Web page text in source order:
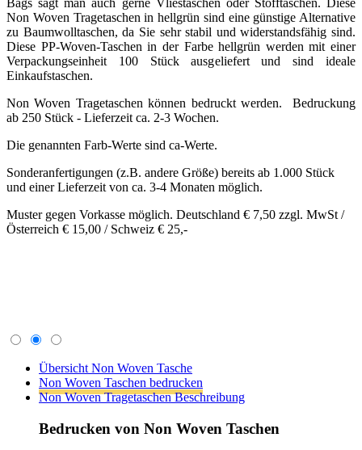
Bags sagt man auch gerne Vliestaschen oder Stofftaschen. Diese
Non Woven Tragetaschen in hellgrün sind eine günstige Alternative
zu Baumwolltaschen, da Sie sehr stabil und widerstandsfähig sind.
Diese PP-Woven-Taschen in der Farbe hellgrün werden mit einer
Verpackungseinheit 100 Stück ausgeliefert und sind ideale
Einkaufstaschen.
Non Woven Tragetaschen können bedruckt werden. Bedruckung
ab 250 Stück - Lieferzeit ca. 2-3 Wochen.
Die genannten Farb-Werte sind ca-Werte.
Sonderanfertigungen (z.B. andere Größe) bereits ab 1.000 Stück
und einer Lieferzeit von ca. 3-4 Monaten möglich.
Muster gegen Vorkasse möglich. Deutschland € 7,50 zzgl. MwSt /
Österreich € 15,00 / Schweiz € 25,-
Übersicht Non Woven Tasche
Non Woven Taschen bedrucken
Non Woven Tragetaschen Beschreibung
Bedrucken von Non Woven Taschen